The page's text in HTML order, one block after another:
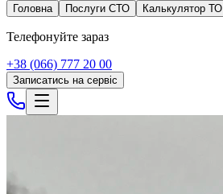
Головна Послуги СТО Калькулятор ТО
Телефонуйте зараз
+38 (066) 777 20 00
Записатись на сервіс